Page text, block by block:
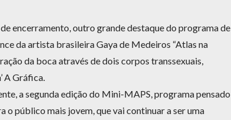
encerramento, outro grande destaque do programa de
da artista brasileira Gaya de Medeiros “Atlas na
da boca através de dois corpos transsexuais,
A Gráfica.
a segunda edição do Mini-MAPS, programa pensado
o público mais jovem, que vai continuar a ser uma